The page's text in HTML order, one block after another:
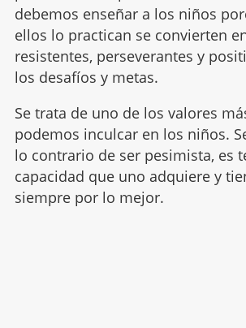
debemos enseñar a los niños
ellos lo practican se convierten
resistentes, perseverantes y
los desafíos y metas.
Se trata de uno de los valores
podemos inculcar en los niños.
lo contrario de ser pesimista, es
capacidad que uno adquiere y
siempre por lo mejor.